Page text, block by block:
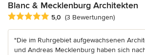
Blanc & Mecklenburg Architekten
Durchschnittliche Bewertung: 5 von 5
5,0 (3 Bewertungen)
"Die im Ruhrgebiet aufgewachsenen
und Andreas Mecklenburg haben sich